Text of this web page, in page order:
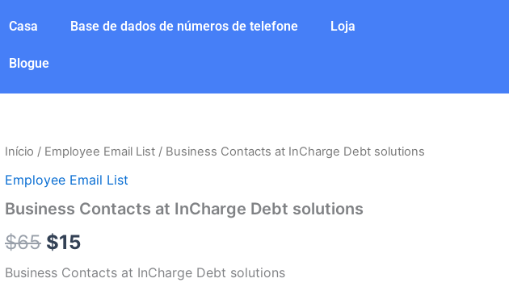
Casa Base de dados de números de telefone Loja
Blogue
Início / Employee Email List / Business Contacts at InCharge Debt solutions
Employee Email List
Business Contacts at InCharge Debt solutions
$65
O
preço
original
era:
$65.
$15
O
preço
atual
é:
$15.
Business Contacts at InCharge Debt solutions
Quantidade
Business
at
Debt